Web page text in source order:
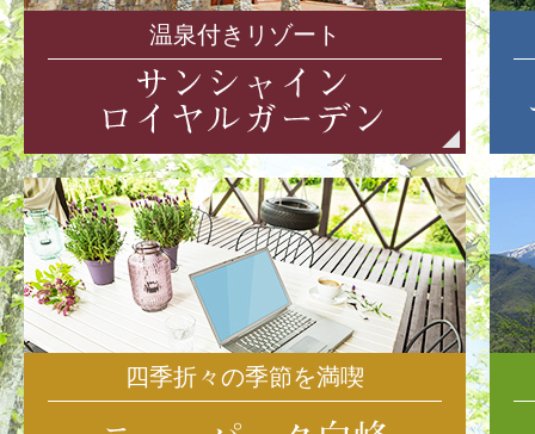
温泉付きリゾート
四季折々の季節を満喫